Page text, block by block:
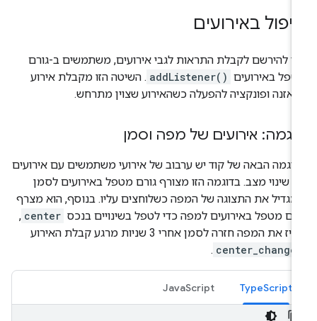
באירועים
להירשם לקבלת התראות לגבי אירועים, משתמשים ב-גורם
באירועים addListener() . השיטה הזו מקבלת אירוע
ופונקציה להפעלה כשהאירוע שצוין מתרחש.
אירועים של מפה וסמן
הבאה של קוד יש ערבוב של אירועי משתמשים עם אירועים
שינוי מצב. בדוגמה הזו מצורף גורם מטפל באירועים לסמן
את התצוגה של המפה כשלוחצים עליו. בנוסף, הוא מצרף
מטפל באירועים למפה כדי לטפל בשינויים בנכס center
,
את המפה חזרה לסמן אחרי 3 שניות מרגע קבלת האירוע
.
TypeScript
JavaScript